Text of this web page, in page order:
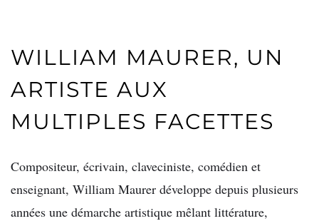
WILLIAM MAURER, UN
ARTISTE AUX
MULTIPLES FACETTES
Compositeur, écrivain, claveciniste, comédien et
enseignant, William Maurer développe depuis plusieurs
années une démarche artistique mêlant littérature,